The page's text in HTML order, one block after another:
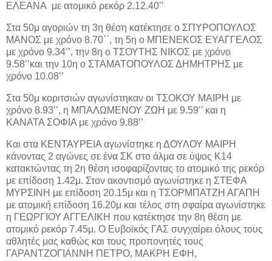
ΕΛΕΑΝΑ με ατομικό ρεκόρ 2.12.40’’
Στα 50μ αγοριών τη 3η θέση κατέκτησε ο ΣΠΥΡΟΠΟΥΛΟΣ
ΜΑΝΟΣ με χρόνο 8.70΄΄, τη 5η ο ΜΠΕΝΕΚΟΣ ΕΥΑΓΓΕΛΟΣ
με χρόνο 9.34’’, την 8η ο ΤΣΟΥΤΗΣ ΝΙΚΟΣ με χρόνο
9.58’’και την 10η ο ΣΤΑΜΑΤΟΠΟΥΛΟΣ ΔΗΜΗΤΡΗΣ με
χρόνο 10.08’’
Στα 50μ κοριτσιών αγωνίστηκαν οι ΤΣΟΚΟΥ ΜΑΙΡΗ με
χρόνο 8.93’’, η ΜΠΑΛΩΜΕΝΟΥ ΖΩΗ με 9.59’’ και η
ΚΑΝΑΤΑ ΣΟΦΙΑ με χρόνο 9.88’’
Και στα ΚΕΝΤΑΥΡΕΙΑ αγωνίστηκε η ΔΟΥΛΟΥ ΜΑΙΡΗ
κάνοντας 2 αγώνες σε ένα ΣΚ στο άλμα σε ύψος Κ14
κατακτώντας τη 2η θέση ισοφαρίζοντας το ατομικό της ρεκόρ
με επίδοση 1.42μ. Στον ακοντισμό αγωνίστηκε η ΣΤΕΦΑ
ΜΥΡΣΙΝΗ με επίδοση 20.15μ και η ΤΣΟΡΜΠΑΤΖΗ ΑΓΑΠΗ
με ατομική επίδοση 16.20μ και τέλος στη σφαίρα αγωνίστηκε
η ΓΕΩΡΓΙΟΥ ΑΓΓΕΛΙΚΗ που κατέκτησε την 8η θέση με
ατομικό ρεκόρ 7.45μ. Ο Ευβοϊκός ΓΑΣ συγχαίρει όλους τους
αθλητές μας καθώς και τους προπονητές τους
ΓΑΡΑΝΤΖΟΓΙΑΝΝΗ ΠΕΤΡΟ, ΜΑΚΡΗ ΕΦΗ,